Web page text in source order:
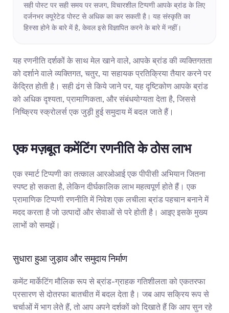
सही पोस्ट पर सही समय पर सजग, विचारशील टिप्पणी आपके ब्रांड के लिए
दर्जनभर क्यूरेटेड पोस्ट से अधिक का कर सकती है। यह संस्कृति का
हिस्सा होने के बारे में है, केवल इसे विज्ञापित करने के बारे में नहीं।
यह रणनीति दर्शकों के साथ मेल खाने वाले, आपके ब्रांड की व्यक्तिगतता
को दर्शाने वाले व्यक्तिगत, चतुर, या सहायक प्रतिक्रिया तैयार करने पर
केंद्रित होती है। सही ढंग से किये जाने पर, यह दृष्टिकोण आपके ब्रांड
को अधिक दृश्यता, प्रामाणिकता, और संबंधयोग्यता देता है, जिससे
निष्क्रिय स्क्रोलर्स एक जुड़ी हुई समुदाय में बदल जाते हैं।
एक मज़बूत कमेंटिंग रणनीति के ठोस लाभ
एक स्मार्ट टिप्पणी का तत्काल आरओआई एक पीपीसी अभियान जितना
स्पष्ट हो सकता है, लेकिन दीर्घकालिक लाभ महत्वपूर्ण होते हैं। एक
प्रामाणिक टिप्पणी रणनीति में निवेश एक लचीला ब्रांड पहचान बनाने में
मदद करता है जो उत्पादों और सेवाओं से परे होती है। आइए इसके मुख्य
लाभों को समझें।
सुधारा हुआ जुड़ाव और समुदाय निर्माण
कमेंट मार्केटिंग मौलिक रूप से ब्रांड-ग्राहक गतिशीलता को एकतरफा
प्रसारण से दोतरफा बातचीत में बदल देता है। जब आप सक्रिय रूप से
चर्चाओं में भाग लेते हैं, तो आप अपने दर्शकों को दिखाते हैं कि आप सुन रहे